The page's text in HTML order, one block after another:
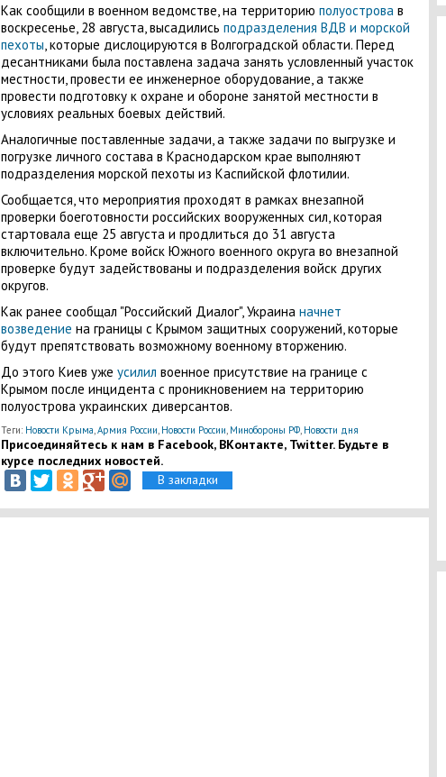
Как сообщили в военном ведомстве, на территорию полуострова в
воскресенье, 28 августа, высадились подразделения ВДВ и морской
пехоты , которые дислоцируются в Волгоградской области. Перед
десантниками была поставлена задача занять условленный участок
местности, провести ее инженерное оборудование, а также
провести подготовку к охране и обороне занятой местности в
условиях реальных боевых действий.
Аналогичные поставленные задачи, а также задачи по выгрузке и
погрузке личного состава в Краснодарском крае выполняют
подразделения морской пехоты из Каспийской флотилии.
Сообщается, что мероприятия проходят в рамках внезапной
проверки боеготовности российских вооруженных сил, которая
стартовала еще 25 августа и продлиться до 31 августа
включительно. Кроме войск Южного военного округа во внезапной
проверке будут задействованы и подразделения войск других
округов.
Как ранее сообщал "Российский Диалог", Украина начнет
возведение на границы с Крымом защитных сооружений, которые
будут препятствовать возможному военному вторжению.
До этого Киев уже усилил военное присутствие на границе с
Крымом после инцидента с проникновением на территорию
полуострова украинских диверсантов.
Теги: Новости Крыма Армия России Новости России Минобороны РФ, Новости дня
Присоединяйтесь к нам в Facebook, ВКонтакте, Twitter. Будьте в
курсе последних новостей.
В закладки